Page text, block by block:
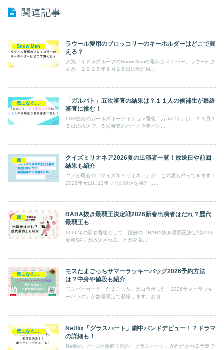
関連記事
Snow Man
ラウール愛用のブロッコリーのキーホルダーはどこで買
える？
人気アイドルグループのSnow Manの最年少メンバー、ラウールさ
んが、２０２５年８月２８日の韓国M...
「ガルバト」五次審査の結果は？１１人の候補生が最終
審査に挑む！
LDH主催のガールズオーディション番組「ガルバト」は、１１月１
５日の放送で、５次審査のパート争奪バト...
嵐
クイズミリオネア2026夏の出演者一覧！放送日や前回
結果も紹介
ニノが司会の『クイズ＄ミリオネア』が、この夏も帰ってきます！
2026年元日に13年ぶりの復活を果たし...
嵐
BABA抜き最弱王決定戦2026新春出演者はだれ？歴代
最弱王も
2026年の新春番組として、恒例の『BABA抜き最弱王決定戦2026
新春SP』が放送されることが発表...
モスたまごっちサマーラッキーバッグ2026予約方法
は？中身や値段も紹介
モスバーガーと「たまごっち」がコラボした「2026サマーラッキ
ーバッグ」が数量限定で登場します。お食...
Netflix「グラスハート」劇中バンドデビュー！？ドラマ
の詳細も！
Netflixシリーズ佐藤健主演の「グラスハート」が配信される予定で